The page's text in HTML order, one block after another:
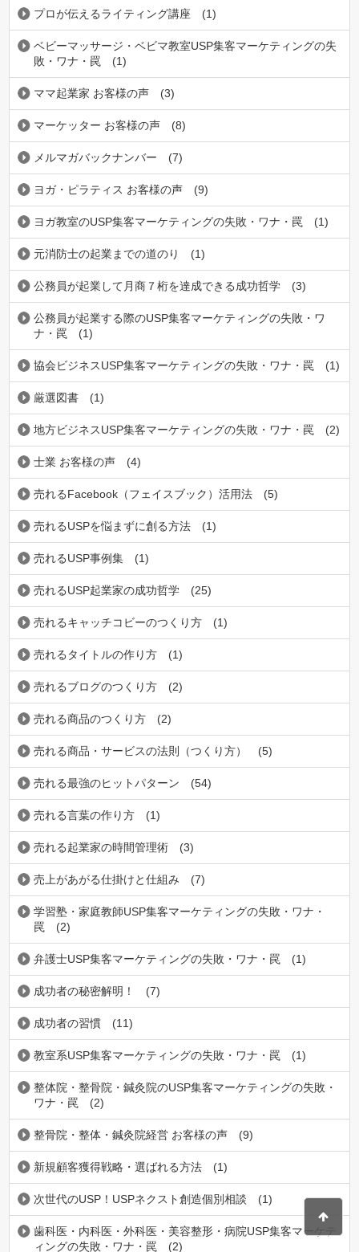
プロが伝えるライティング講座 (1)
ベビーマッサージ・ベビマ教室USP集客マーケティングの失
敗・ワナ・罠
(1)
ママ起業家 お客様の声 (3)
マーケッター お客様の声 (8)
メルマガバックナンバー (7)
ヨガ・ピラティス お客様の声 (9)
ヨガ教室のUSP集客マーケティングの失敗・ワナ・罠 (1)
元消防士の起業までの道のり (1)
公務員が起業して月商７桁を達成できる成功哲学 (3)
公務員が起業する際のUSP集客マーケティングの失敗・ワ
ナ・罠
(1)
協会ビジネスUSP集客マーケティングの失敗・ワナ・罠 (1)
厳選図書 (1)
地方ビジネスUSP集客マーケティングの失敗・ワナ・罠 (2)
士業 お客様の声 (4)
売れるFacebook（フェイスブック）活用法 (5)
売れるUSPを悩まずに創る方法 (1)
売れるUSP事例集 (1)
売れるUSP起業家の成功哲学 (25)
売れるキャッチコビーのつくり方 (1)
売れるタイトルの作り方 (1)
売れるブログのつくり方 (2)
売れる商品のつくり方 (2)
売れる商品・サービスの法則（つくり方） (5)
売れる最強のヒットパターン (54)
売れる言葉の作り方 (1)
売れる起業家の時間管理術 (3)
売上があがる仕掛けと仕組み (7)
学習塾・家庭教師USP集客マーケティングの失敗・ワナ・
罠
(2)
弁護士USP集客マーケティングの失敗・ワナ・罠 (1)
成功者の秘密解明！ (7)
成功者の習慣 (11)
教室系USP集客マーケティングの失敗・ワナ・罠 (1)
整体院・整骨院・鍼灸院のUSP集客マーケティングの失敗・
ワナ・罠
(2)
整骨院・整体・鍼灸院経営 お客様の声 (9)
新規顧客獲得戦略・選ばれる方法 (1)
次世代のUSP！USPネクスト創造個別相談 (1)
歯科医・内科医・外科医・美容整形・病院USP集客マーケテ
ィングの失敗・ワナ・罠
(2)